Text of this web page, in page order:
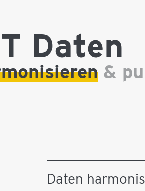
Daten
&
Daten